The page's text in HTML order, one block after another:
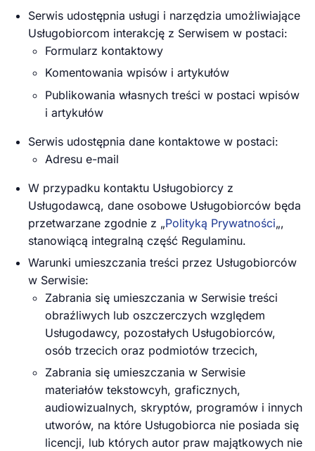
Serwis udostępnia usługi i narzędzia umożliwiające
Usługobiorcom interakcję z Serwisem w postaci:
Formularz kontaktowy
Komentowania wpisów i artykułów
Publikowania własnych treści w postaci wpisów
i artykułów
Serwis udostępnia dane kontaktowe w postaci:
Adresu e-mail
W przypadku kontaktu Usługobiorcy z
Usługodawcą, dane osobowe Usługobiorców będa
przetwarzane zgodnie z „Polityką Prywatności„,
stanowiącą integralną część Regulaminu.
Warunki umieszczania treści przez Usługobiorców
w Serwisie:
Zabrania się umieszczania w Serwisie treści
obraźliwych lub oszczerczych względem
Usługodawcy, pozostałych Usługobiorców,
osób trzecich oraz podmiotów trzecich,
Zabrania się umieszczania w Serwisie
materiałów tekstowcyh, graficznych,
audiowizualnych, skryptów, programów i innych
utworów, na które Usługobiorca nie posiada się
licencji, lub których autor praw majątkowych nie